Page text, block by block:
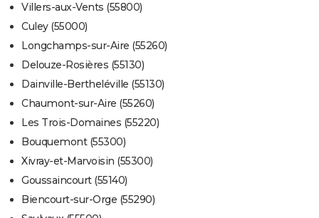
Villers-aux-Vents (55800)
Culey (55000)
Longchamps-sur-Aire (55260)
Delouze-Rosières (55130)
Dainville-Bertheléville (55130)
Chaumont-sur-Aire (55260)
Les Trois-Domaines (55220)
Bouquemont (55300)
Xivray-et-Marvoisin (55300)
Goussaincourt (55140)
Biencourt-sur-Orge (55290)